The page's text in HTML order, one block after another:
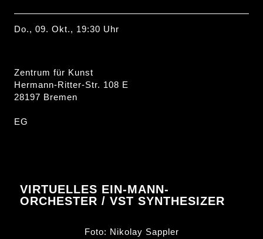
Do., 09. Okt., 19:30 Uhr
Zentrum für Kunst
Hermann-Ritter-Str. 108 E
28197 Bremen
EG
VIRTUELLES EIN-MANN-
ORCHESTER / VST SYNTHESIZER
Foto: Nikolay Sappler